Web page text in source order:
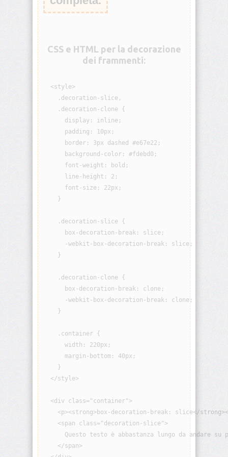
origin
background-
position
background-
position-
background-
position-
background-
repeat
background-
size
block-
size
border
border-
block
border-
block-
color
border-
block-
end
border-
block-
end-
color
border-
block-
end-
style
CSS e HTML per la decorazione
dei frammenti:
  <style>
    .decoration-slice,
    .decoration-clone {
      display: inline;
      padding: 10px;
      border: 3px dashed #e67e22;
      background-color: #fdebd0;
      font-weight: bold;
      line-height: 2;
      font-size: 22px;
    }
    .decoration-slice {
      box-decoration-break: slice;
      -webkit-box-decoration-break: slice;
    }
    .decoration-clone {
      box-decoration-break: clone;
      -webkit-box-decoration-break: clone;
    }
    .container {
      width: 220px;
      margin-bottom: 40px;
    }
  </style>
  <div class="container">
<p><strong>box-decoration-break: slice</
    <span class="decoration-slice">
Questo testo è abbastanza lungo da andare su
    </span>